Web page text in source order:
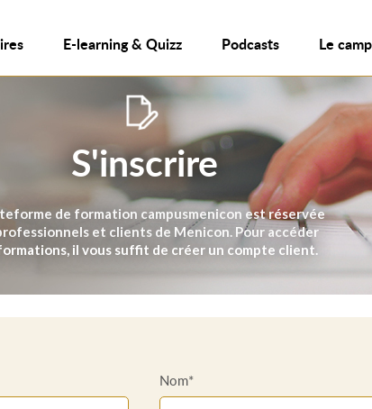
E-learning & Quizz Podcasts Le
S'inscrire
de formation campusmenicon est réservée
et clients de Menicon. Pour accéder
il vous suffit de créer un compte client.
Nom*